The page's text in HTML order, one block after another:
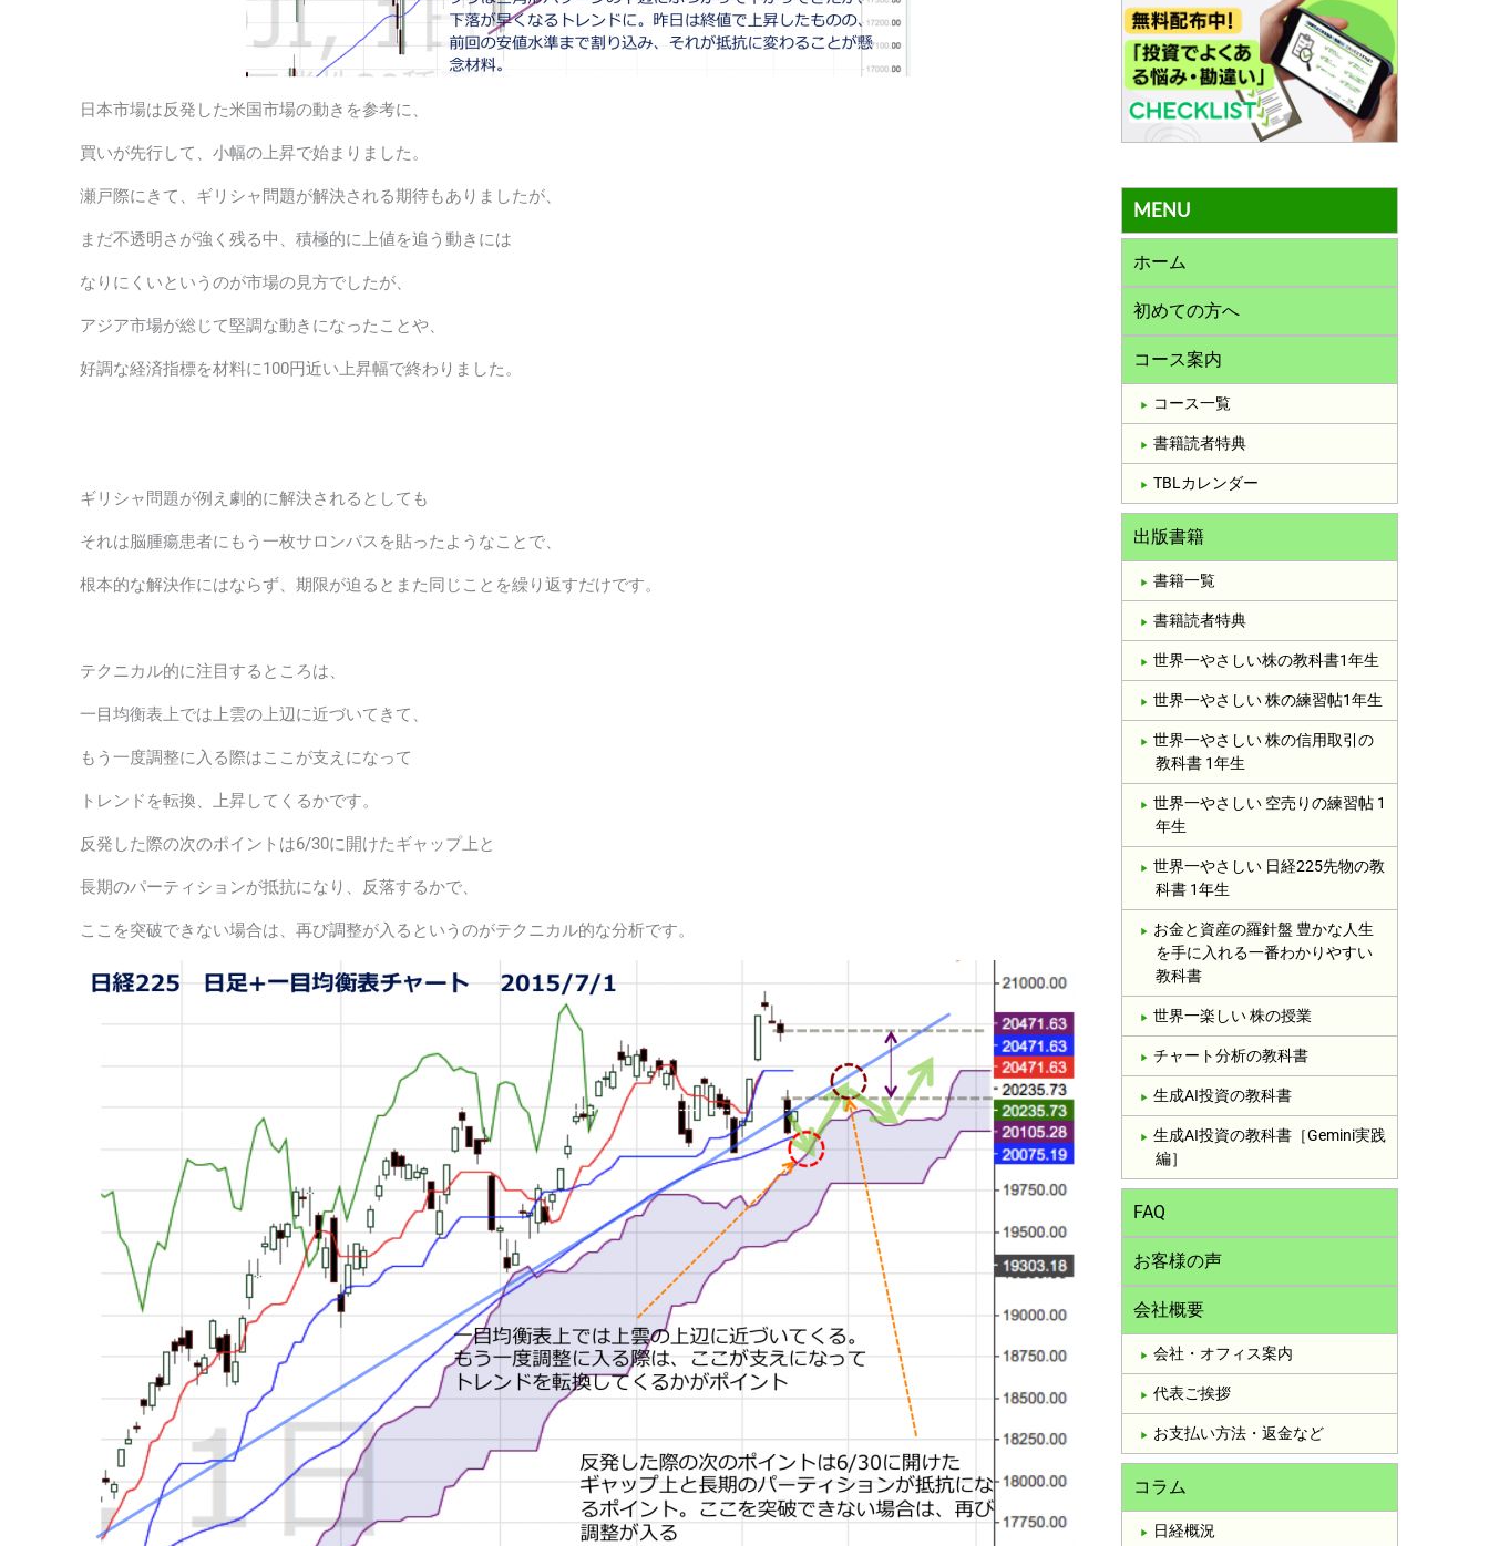
日本市場は反発した米国市場の動きを参考に、
買いが先行して、小幅の上昇で始まりました。
瀬戸際にきて、ギリシャ問題が解決される期待もありましたが、
まだ不透明さが強く残る中、積極的に上値を追う動きには
なりにくいというのが市場の見方でしたが、
アジア市場が総じて堅調な動きになったことや、
好調な経済指標を材料に100円近い上昇幅で終わりました。
ギリシャ問題が例え劇的に解決されるとしても
それは脳腫瘍患者にもう一枚サロンパスを貼ったようなことで、
根本的な解決作にはならず、期限が迫るとまた同じことを繰り返すだけです。
テクニカル的に注目するところは、
一目均衡表上では上雲の上辺に近づいてきて、
もう一度調整に入る際はここが支えになって
トレンドを転換、上昇してくるかです。
反発した際の次のポイントは6/30に開けたギャップ上と
長期のパーティションが抵抗になり、反落するかで、
ここを突破できない場合は、再び調整が入るというのがテクニカル的な分析です。
MENU
ホーム
初めての方へ
コース案内
コース一覧
書籍読者特典
TBLカレンダー
出版書籍
書籍一覧
書籍読者特典
世界一やさしい株の教科書1年生
世界一やさしい 株の練習帖1年生
世界一やさしい 株の信用取引の
教科書 1年生
世界一やさしい 空売りの練習帖 1
年生
世界一やさしい 日経225先物の教
科書 1年生
お金と資産の羅針盤 豊かな人生
を手に入れる一番わかりやすい
教科書
世界一楽しい 株の授業
チャート分析の教科書
生成AI投資の教科書
生成AI投資の教科書［Gemini実践
編］
FAQ
お客様の声
会社概要
会社・オフィス案内
代表ご挨拶
お支払い方法・返金など
コラム
日経概況